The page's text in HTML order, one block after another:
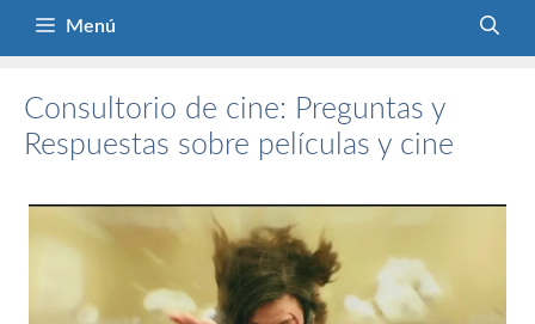
Menú
Consultorio de cine: Preguntas y
Respuestas sobre películas y cine